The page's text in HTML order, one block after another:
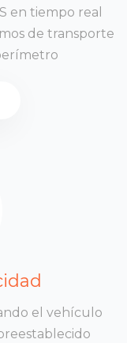
en tiempo real
de transporte
el vehículo